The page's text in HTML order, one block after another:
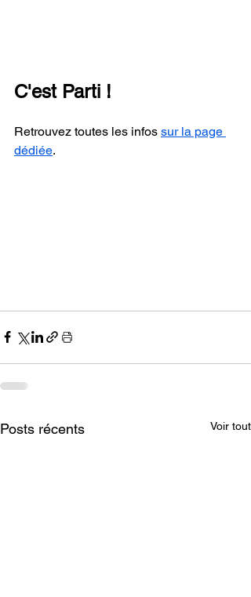
C'est Parti !
Retrouvez toutes les infos sur la page
dédiée.
Posts récents Voir tout